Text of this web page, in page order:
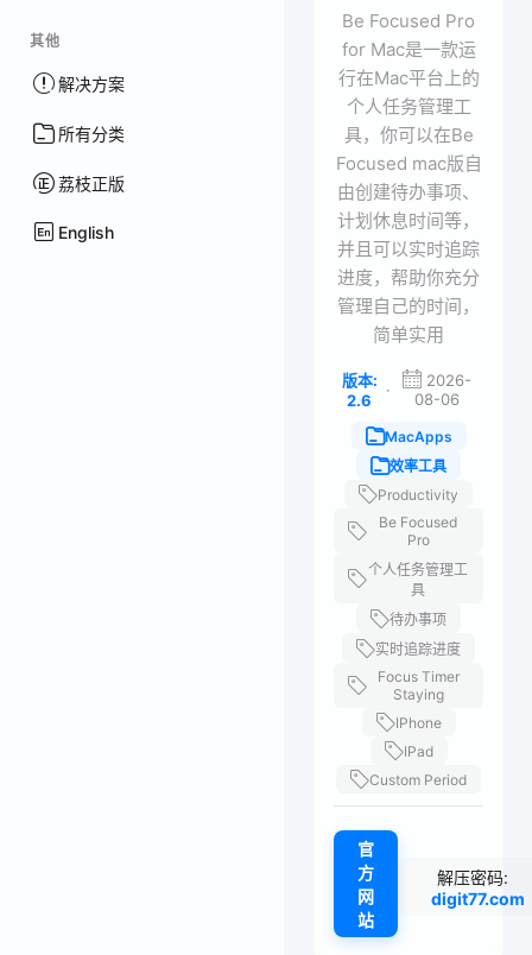
其他
解决方案
所有分类
荔枝正版
English
Be Focused Pro
for Mac是一款运
行在Mac平台上的
个人任务管理工
具，你可以在Be
Focused mac版自
由创建待办事项、
计划休息时间等，
并且可以实时追踪
进度，帮助你充分
管理自己的时间，
简单实用
版本:
2.6
·
2026-
08-06
MacApps
效率工具
Productivity
Be Focused
Pro
个人任务管理工
具
待办事项
实时追踪进度
Focus Timer
Staying
IPhone
IPad
Custom Period
官
方
网
站
解压密码:
digit77.com